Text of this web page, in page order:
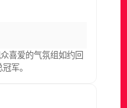
喜爱的气氛组如约回
军。